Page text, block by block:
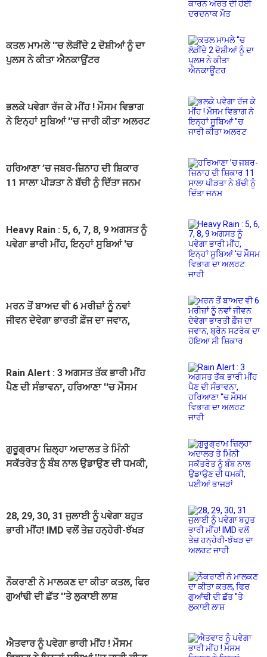
ਕਤਲ ਮਾਮਲੇ ''ਚ ਲੋੜੀਂਦੇ 2 ਦੋਸ਼ੀਆਂ ਨੂੰ ਦਾ
ਪੁਲਸ ਨੇ ਕੀਤਾ ਐਨਕਾਊਂਟਰ
ਭਲਕੇ ਪਵੇਗਾ ਰੱਜ ਕੇ ਮੀਂਹ ! ਮੌਸਮ ਵਿਭਾਗ
ਨੇ ਇਨ੍ਹਾਂ ਸੂਬਿਆਂ ''ਚ ਜਾਰੀ ਕੀਤਾ ਅਲਰਟ
ਹਰਿਆਣਾ ’ਚ ਜਬਰ-ਜ਼ਿਨਾਹ ਦੀ ਸ਼ਿਕਾਰ
11 ਸਾਲਾ ਪੀੜਤਾ ਨੇ ਬੱਚੀ ਨੂੰ ਦਿੱਤਾ ਜਨਮ
Heavy Rain : 5, 6, 7, 8, 9 ਅਗਸਤ ਨੂੰ
ਪਵੇਗਾ ਭਾਰੀ ਮੀਂਹ, ਇਨ੍ਹਾਂ ਸੂਬਿਆਂ 'ਚ
ਮਰਨ ਤੋਂ ਬਾਅਦ ਵੀ 6 ਮਰੀਜ਼ਾਂ ਨੂੰ ਨਵਾਂ
ਜੀਵਨ ਦੇਵੇਗਾ ਭਾਰਤੀ ਫ਼ੌਜ ਦਾ ਜਵਾਨ,
Rain Alert : 3 ਅਗਸਤ ਤੱਕ ਭਾਰੀ ਮੀਂਹ
ਪੈਣ ਦੀ ਸੰਭਾਵਨਾ, ਹਰਿਆਣਾ ''ਚ ਮੌਸਮ
ਗੁਰੂਗ੍ਰਾਮ ਜ਼ਿਲ੍ਹਾ ਅਦਾਲਤ ਤੇ ਮਿੰਨੀ
ਸਕੱਤਰੇਤ ਨੂੰ ਬੰਬ ਨਾਲ ਉਡਾਉਣ ਦੀ ਧਮਕੀ,
28, 29, 30, 31 ਜੁਲਾਈ ਨੂੰ ਪਵੇਗਾ ਬਹੁਤ
ਭਾਰੀ ਮੀਂਹ! IMD ਵਲੋਂ ਤੇਜ਼ ਹਨ੍ਹੇਰੀ-ਝੱਖੜ
ਨੌਕਰਾਣੀ ਨੇ ਮਾਲਕਣ ਦਾ ਕੀਤਾ ਕਤਲ, ਫਿਰ
ਗੁਆਂਢੀ ਦੀ ਛੱਤ ''ਤੇ ਲੁਕਾਈ ਲਾਸ਼
ਐਤਵਾਰ ਨੂੰ ਪਵੇਗਾ ਭਾਰੀ ਮੀਂਹ ! ਮੌਸਮ